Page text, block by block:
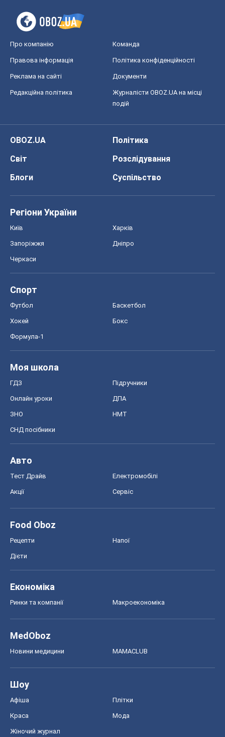
Про компанію Команда
Правова інформація Політика конфіденційності
Реклама на сайті Документи
Редакційна політика
Журналісти OBOZ.UA на місці
подій
OBOZ.UA
Політика
Світ
Розслідування
Блоги
Суспільство
Регіони України
Київ Харків
Запоріжжя Дніпро
Черкаси
Спорт
Футбол Баскетбол
Хокей Бокс
Формула-1
Моя школа
ГДЗ Підручники
Онлайн уроки ДПА
ЗНО НМТ
СНД посібники
Авто
Тест Драйв Електромобілі
Акції Сервіс
Food Oboz
Рецепти Напої
Дієти
Економіка
Ринки та компанії Макроекономіка
MedOboz
Новини медицини MAMACLUB
Шоу
Афіша Плітки
Краса Мода
Жіночий журнал